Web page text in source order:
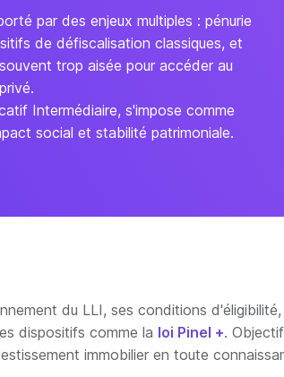
par des enjeux multiples : pénurie
de défiscalisation classiques, et
trop aisée pour accéder au
Intermédiaire, s'impose comme
social et stabilité patrimoniale.
du LLI, ses conditions d'éligibilité,
dispositifs comme la loi Pinel +.
immobilier en toute